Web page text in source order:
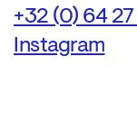
+32 (0) 64 27
Instagram